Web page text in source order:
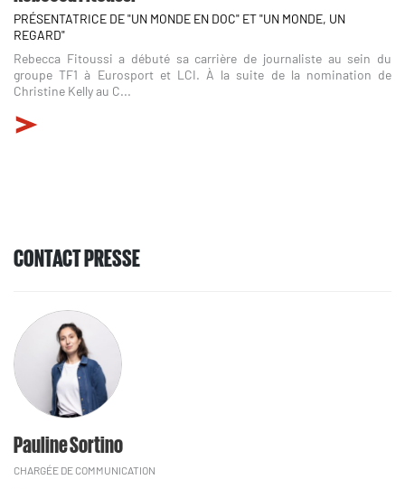
PRÉSENTATRICE DE "UN MONDE EN DOC" ET "UN MONDE, UN
REGARD"
Rebecca Fitoussi a débuté sa carrière de journaliste au sein du
groupe TF1 à Eurosport et LCI. À la suite de la nomination de
Christine Kelly au C...
CONTACT PRESSE
Pauline Sortino
CHARGÉE DE COMMUNICATION